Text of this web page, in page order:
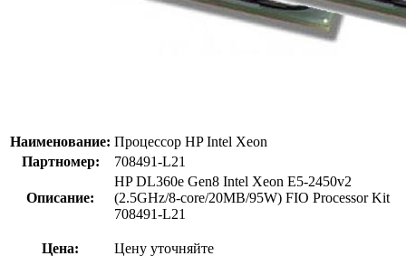
Наименование: Процессор HP Intel Xeon
Партномер:
708491-L21
Описание:
HP DL360e Gen8 Intel Xeon E5-2450v2
(2.5GHz/8-core/20MB/95W) FIO Processor Kit
708491-L21
Цена: Цену уточняйте